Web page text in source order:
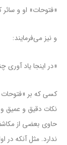
«فتوحات» او و سائر
و نیز می‌فرمایند:
«در اینجا یاد آورى
کسى که بر «فتوحات
نکات دقیق و عمیق و
حاوى بعضى از
ندارد. مثل آنکه در